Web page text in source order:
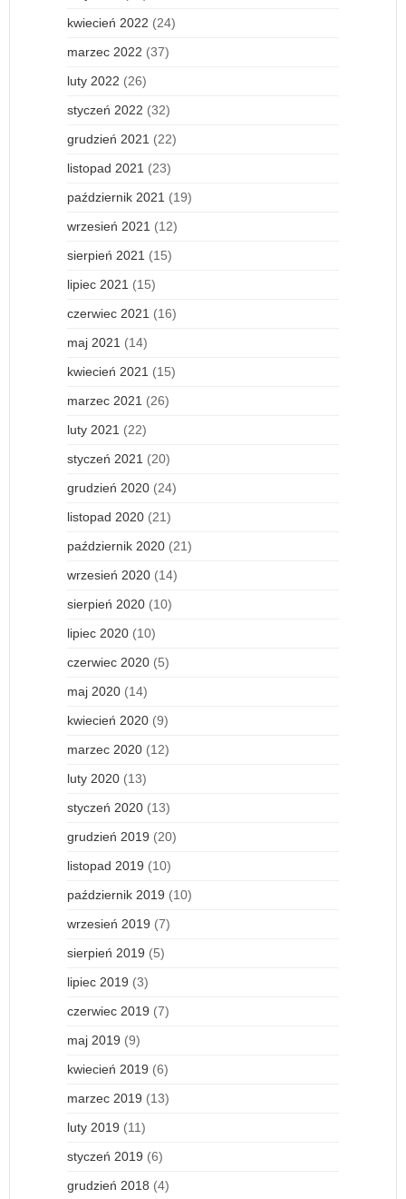
kwiecień 2022 (24)
marzec 2022 (37)
luty 2022 (26)
styczeń 2022 (32)
grudzień 2021 (22)
listopad 2021 (23)
październik 2021 (19)
wrzesień 2021 (12)
sierpień 2021 (15)
lipiec 2021 (15)
czerwiec 2021 (16)
maj 2021 (14)
kwiecień 2021 (15)
marzec 2021 (26)
luty 2021 (22)
styczeń 2021 (20)
grudzień 2020 (24)
listopad 2020 (21)
październik 2020 (21)
wrzesień 2020 (14)
sierpień 2020 (10)
lipiec 2020 (10)
czerwiec 2020 (5)
maj 2020 (14)
kwiecień 2020 (9)
marzec 2020 (12)
luty 2020 (13)
styczeń 2020 (13)
grudzień 2019 (20)
listopad 2019 (10)
październik 2019 (10)
wrzesień 2019 (7)
sierpień 2019 (5)
lipiec 2019 (3)
czerwiec 2019 (7)
maj 2019 (9)
kwiecień 2019 (6)
marzec 2019 (13)
luty 2019 (11)
styczeń 2019 (6)
grudzień 2018 (4)